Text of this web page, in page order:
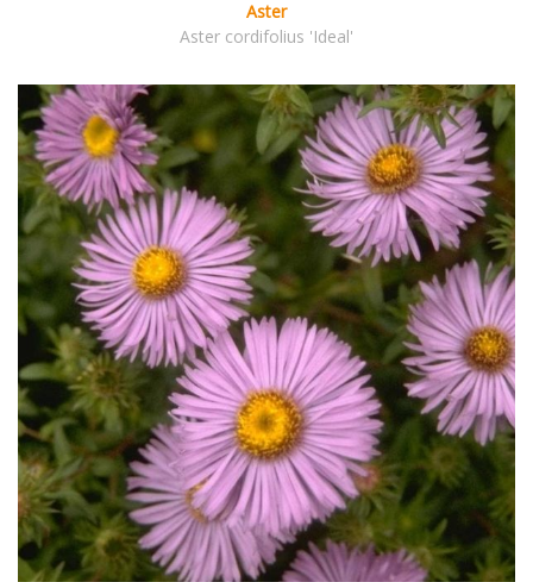
Aster
Aster cordifolius 'Ideal'